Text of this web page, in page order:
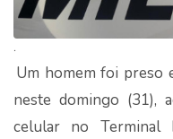
.
Um homem foi preso
neste domingo (31),
celular no Terminal